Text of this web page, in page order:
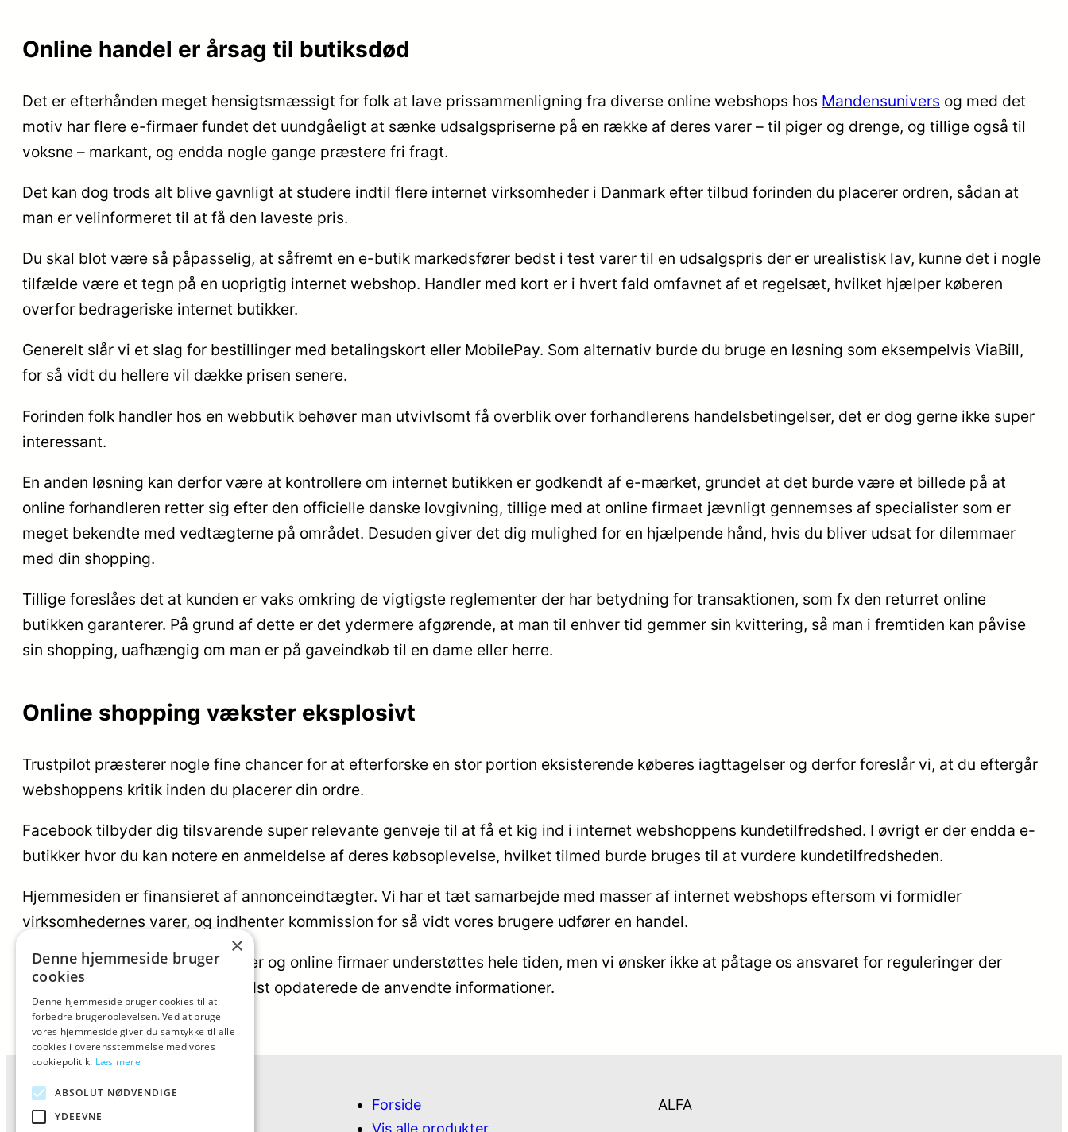
Online handel er årsag til butiksdød
Det er efterhånden meget hensigtsmæssigt for folk at lave prissammenligning fra diverse online webshops hos Mandensunivers og med det
motiv har flere e-firmaer fundet det uundgåeligt at sænke udsalgspriserne på en række af deres varer – til piger og drenge, og tillige også til
voksne – markant, og endda nogle gange præstere fri fragt.
Det kan dog trods alt blive gavnligt at studere indtil flere internet virksomheder i Danmark efter tilbud forinden du placerer ordren, sådan at
man er velinformeret til at få den laveste pris.
Du skal blot være så påpasselig, at såfremt en e-butik markedsfører bedst i test varer til en udsalgspris der er urealistisk lav, kunne det i nogle
tilfælde være et tegn på en uoprigtig internet webshop. Handler med kort er i hvert fald omfavnet af et regelsæt, hvilket hjælper køberen
overfor bedrageriske internet butikker.
Generelt slår vi et slag for bestillinger med betalingskort eller MobilePay. Som alternativ burde du bruge en løsning som eksempelvis ViaBill,
for så vidt du hellere vil dække prisen senere.
Forinden folk handler hos en webbutik behøver man utvivlsomt få overblik over forhandlerens handelsbetingelser, det er dog gerne ikke super
interessant.
En anden løsning kan derfor være at kontrollere om internet butikken er godkendt af e-mærket, grundet at det burde være et billede på at
online forhandleren retter sig efter den officielle danske lovgivning, tillige med at online firmaet jævnligt gennemses af specialister som er
meget bekendte med vedtægterne på området. Desuden giver det dig mulighed for en hjælpende hånd, hvis du bliver udsat for dilemmaer
med din shopping.
Tillige foreslåes det at kunden er vaks omkring de vigtigste reglementer der har betydning for transaktionen, som fx den returret online
butikken garanterer. På grund af dette er det ydermere afgørende, at man til enhver tid gemmer sin kvittering, så man i fremtiden kan påvise
sin shopping, uafhængig om man er på gaveindkøb til en dame eller herre.
Online shopping vækster eksplosivt
Trustpilot præsterer nogle fine chancer for at efterforske en stor portion eksisterende køberes iagttagelser og derfor foreslår vi, at du eftergår
webshoppens kritik inden du placerer din ordre.
Facebook tilbyder dig tilsvarende super relevante genveje til at få et kig ind i internet webshoppens kundetilfredshed. I øvrigt er der endda e-
butikker hvor du kan notere en anmeldelse af deres købsoplevelse, hvilket tilmed burde bruges til at vurdere kundetilfredsheden.
Hjemmesiden er finansieret af annonceindtægter. Vi har et tæt samarbejde med masser af internet webshops eftersom vi formidler
virksomhedernes varer, og indhenter kommission for så vidt vores brugere udfører en handel.
Orientering vedrørende produkter og online firmaer understøttes hele tiden, men vi ønsker ikke at påtage os ansvaret for reguleringer der
potentielt er udført efter at vi sidst opdaterede de anvendte informationer.
Forside
ALFA
×
Denne hjemmeside bruger
cookies
Denne hjemmeside bruger cookies til at
forbedre brugeroplevelsen. Ved at bruge
vores hjemmeside giver du samtykke til alle
cookies i overensstemmelse med vores
cookiepolitik. Læs mere
ABSOLUT NØDVENDIGE
YDEEVNE